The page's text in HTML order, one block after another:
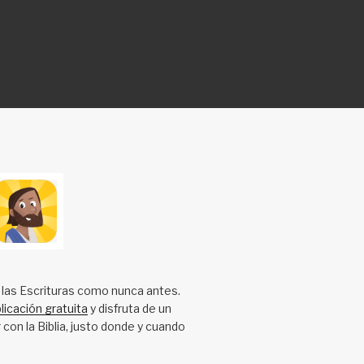
Escrituras como nunca antes.
gratuita y disfruta de un
la Biblia, justo donde y cuando